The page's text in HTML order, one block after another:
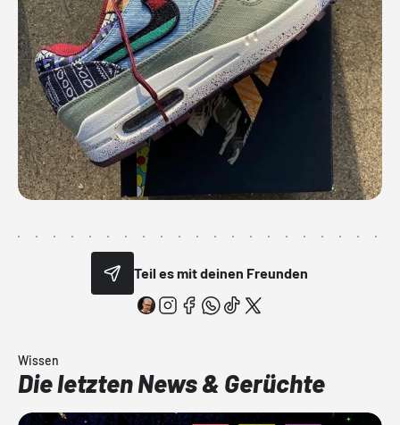
Teil es mit deinen Freunden
Wissen
Die letzten News & Gerüchte